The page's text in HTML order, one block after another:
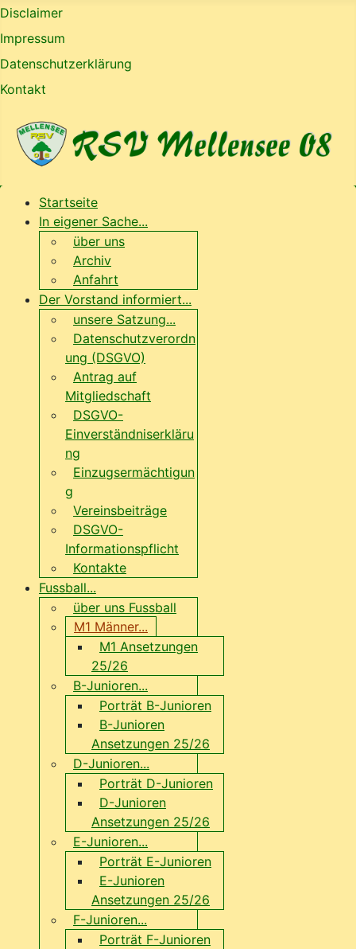
Disclaimer
Impressum
Datenschutzerklärung
Kontakt
Startseite
In eigener Sache...
über uns
Archiv
Anfahrt
Der Vorstand informiert...
unsere Satzung...
Datenschutzverordn
ung (DSGVO)
Antrag auf
Mitgliedschaft
DSGVO-
Einverständniserkläru
ng
Einzugsermächtigun
g
Vereinsbeiträge
DSGVO-
Informationspflicht
Kontakte
Fussball...
über uns Fussball
M1 Männer...
M1 Ansetzungen
25/26
B-Junioren...
Porträt B-Junioren
B-Junioren
Ansetzungen 25/26
D-Junioren...
Porträt D-Junioren
D-Junioren
Ansetzungen 25/26
E-Junioren...
Porträt E-Junioren
E-Junioren
Ansetzungen 25/26
F-Junioren...
Porträt F-Junioren